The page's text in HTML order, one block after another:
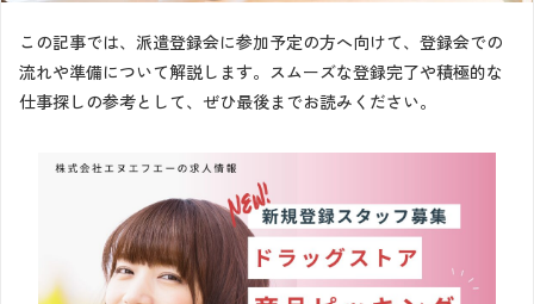
この記事では、派遣登録会に参加予定の方へ向けて、登録会での
流れや準備について解説します。スムーズな登録完了や積極的な
仕事探しの参考として、ぜひ最後までお読みください。